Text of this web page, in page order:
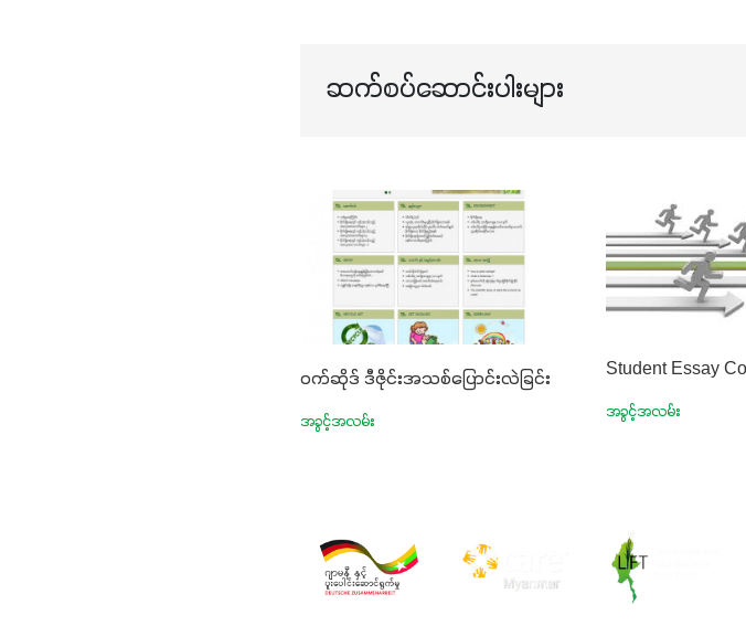
ဆက်စပ်ဆောင်းပါးများ
ဝက်ဆိုဒ် ဒီဇိုင်းအသစ်ပြောင်းလဲခြင်း
အခွင့်အလမ်း
Student Essay
အခွင့်အလမ်း